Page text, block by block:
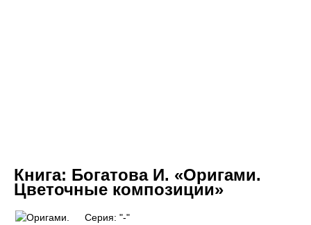
Книга: Богатова И. «Оригами.
Цветочные композиции»
Серия: "-"